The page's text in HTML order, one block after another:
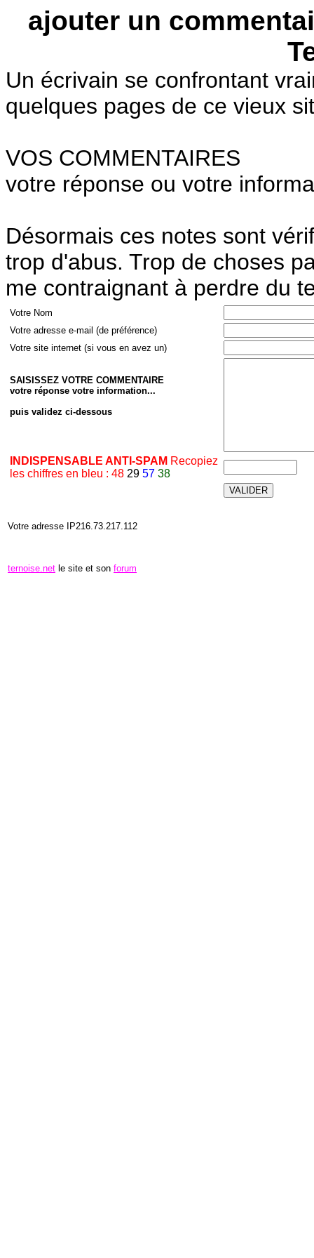
ajouter un
Un écrivain se confrontant
quelques pages de ce vieux
VOS COMMENTAIRES
votre réponse ou votre
Désormais ces notes sont
trop d'abus. Trop de choses
me contraignant à perdre du
Votre Nom
Votre adresse e-mail (de préférence)
Votre site internet (si vous en avez un)
SAISISSEZ VOTRE COMMENTAIRE
votre réponse votre information...
puis validez ci-dessous
INDISPENSABLE ANTI-SPAM Recopiez
les chiffres en bleu : 48 29 57 38
Votre adresse IP216.73.217.112
ternoise.net le site et son forum